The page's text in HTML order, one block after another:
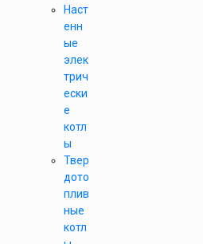
Наст
енн
ые
элек
трич
ески
е
котл
ы
Твер
дото
плив
ные
котл